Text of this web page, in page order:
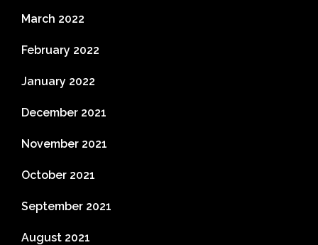
March 2022
February 2022
January 2022
December 2021
November 2021
October 2021
September 2021
August 2021